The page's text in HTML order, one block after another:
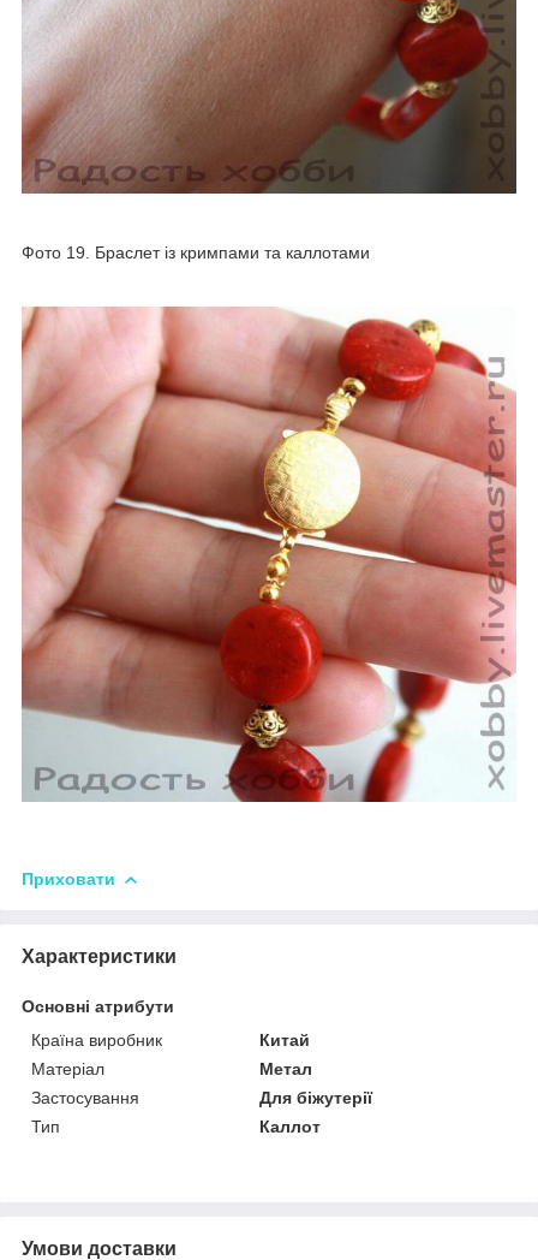
Фото 19. Браслет із кримпами та каллотами
Приховати
Характеристики
Основні атрибути
Країна виробник
Китай
Матеріал
Метал
Застосування
Для біжутерії
Тип
Каллот
Умови доставки